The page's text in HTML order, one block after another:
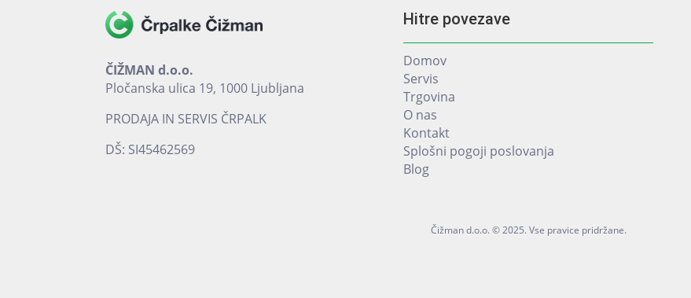
ČIŽMAN d.o.o.
Pločanska ulica 19, 1000 Ljubljana
PRODAJA IN SERVIS ČRPALK
DŠ: SI45462569
Hitre povezave
Domov
Servis
Trgovina
O nas
Kontakt
Splošni pogoji poslovanja
Blog
Čižman d.o.o. © 2025. Vse pravice pridržane.